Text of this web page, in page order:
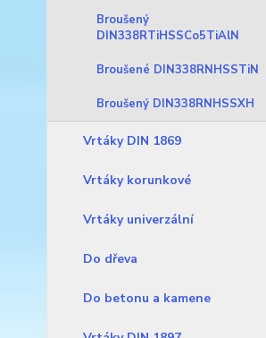
Broušený
DIN338RTiHSSCo5TiAlN
Broušené DIN338RNHSSTiN
Broušený DIN338RNHSSXH
Vrtáky DIN 1869
Vrtáky korunkové
Vrtáky univerzální
Do dřeva
Do betonu a kamene